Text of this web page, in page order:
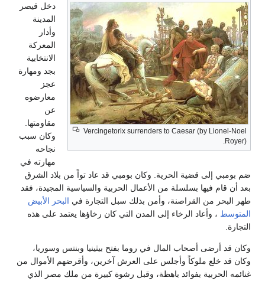
Vercingetorix surrenders to Caesar (by Lionel-Noel
Royer).
دخل قيصر
المدينة
وأدار
المعركة
الانتخابية
بجد ومهارة
عجز
معارضوه
عن
مقاومتها.
وكان سبب
نجاحه
مهارته في
ضم بومبي إلى قضية الحرية. وكان بومبي قد عاد تواً من بلاد الشرق
بعد أن قام فيها بسلسلة من الأعمال الحربية والسياسية المجيدة، فقد
طهر البحر من القراصنة، وأمن بذلك سبل التجارة في البحر الأبيض
المتوسط ، وأعاد الرخاء إلى المدن التي كان رخاؤها يعتمد على هذه
التجارة.
وكان قد أرضى أصحاب المال في روما بفتح بيثينيا وبنتس وسوريا،
وكان قد خلع ملوكاً وأجلس على العرش آخرين، وأقرضهم الأموال من
غنائمه الحربية بفوائد باهظة، وقبل رشوة كبيرة من ملك مصر الذي